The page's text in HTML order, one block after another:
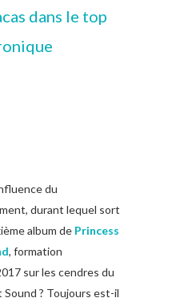
dans le top
du
durant lequel sort
album de Princess
, formation
sur les cendres du
? Toujours est-il